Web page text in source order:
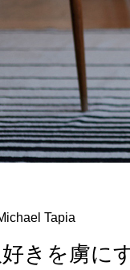
Tapia
きを虜に